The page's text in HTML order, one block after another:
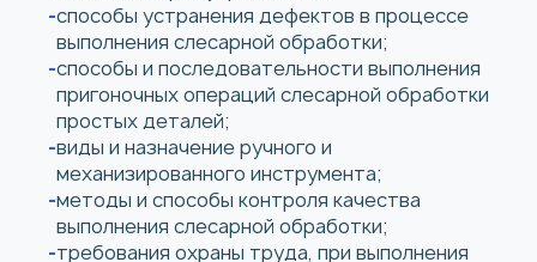
способы устранения дефектов в процессе
выполнения слесарной обработки;
способы и последовательности выполнения
пригоночных операций слесарной обработки
простых деталей;
виды и назначение ручного и
механизированного инструмента;
методы и способы контроля качества
выполнения слесарной обработки;
требования охраны труда, при выполнения